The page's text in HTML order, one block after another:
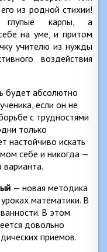
из родной стихии!
карпы, а
на уме, и притом
учителю из нужды
воздействия
будет абсолютно
если он не
с трудностями
только
настойчиво искать
себе и никогда —
— новая методика
математики. В
В этом
довольно
приемов.